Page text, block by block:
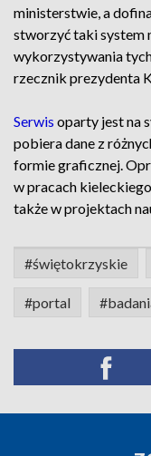
ministerstwie, a
stworzyć taki system
wykorzystywania
rzecznik prezydenta
Serwis oparty jest na
pobiera dane z
formie graficznej.
w pracach
także w projektach
#świętokrzyskie
#portal